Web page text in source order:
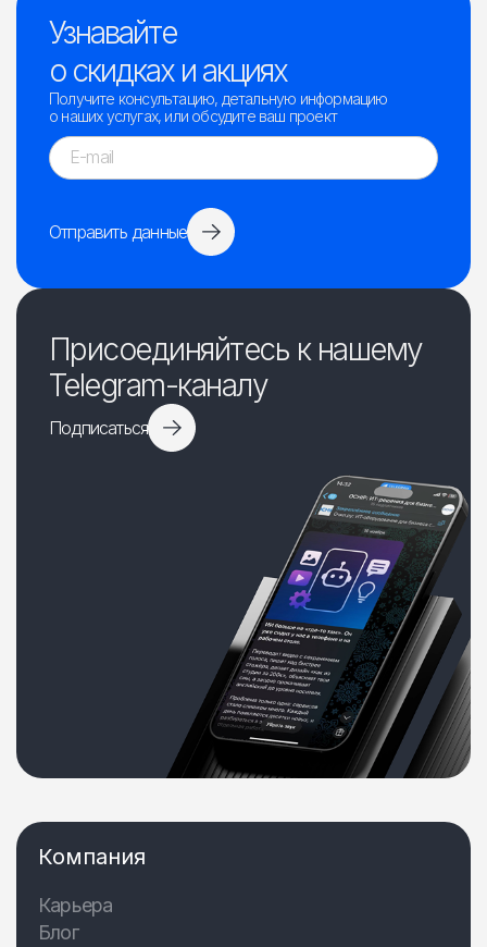
Узнавайте
о скидках и акциях
Получите консультацию, детальную информацию
о наших услугах, или обсудите ваш проект
Отправить данные
Присоединяйтесь к нашему
Telegram-каналу
Подписаться
Компания
Карьера
Блог